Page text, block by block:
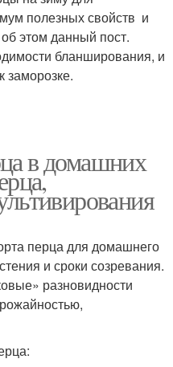
полезных свойств и
этом данный пост.
бланширования, и
заморозке.
в домашних
перца для домашнего
и сроки созревания.
разновидности